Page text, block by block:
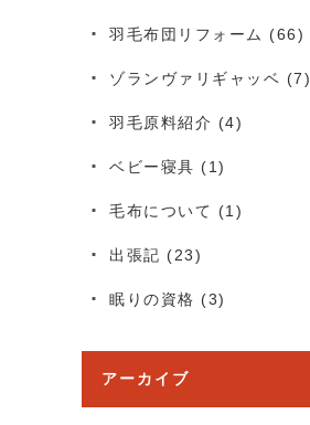
羽毛布団リフォーム (66)
ゾランヴァリギャッベ (7)
羽毛原料紹介 (4)
ベビー寝具 (1)
毛布について (1)
出張記 (23)
眠りの資格 (3)
アーカイブ